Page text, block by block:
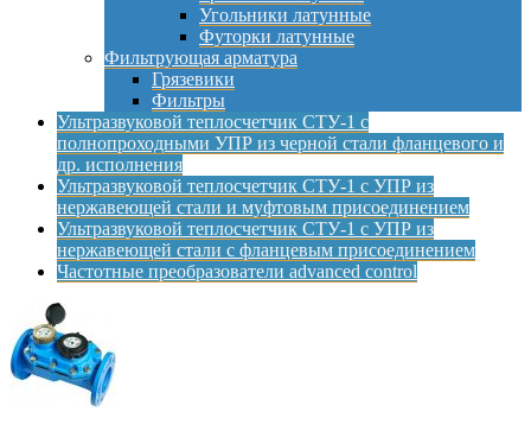
Угольники латунные
Футорки латунные
Фильтрующая арматура
Грязевики
Фильтры
Ультразвуковой теплосчетчик СТУ-1 с
полнопроходными УПР из черной стали фланцевого и
др. исполнения
Ультразвуковой теплосчетчик СТУ-1 с УПР из
нержавеющей стали и муфтовым присоединением
Ультразвуковой теплосчетчик СТУ-1 с УПР из
нержавеющей стали с фланцевым присоединением
Частотные преобразователи advanced control